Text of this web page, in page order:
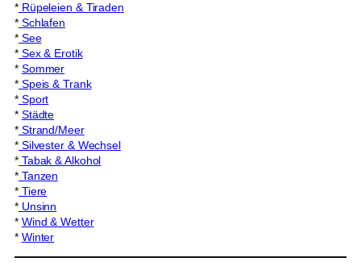
*Rüpeleien & Tiraden
*Schlafen
*See
*Sex & Erotik
* Sommer
*Speis & Trank
*Sport
* Städte
*Strand/Meer
*Silvester & Wechsel
*Tabak & Alkohol
*Tanzen
*Tiere
*Unsinn
* Wind & Wetter
* Winter